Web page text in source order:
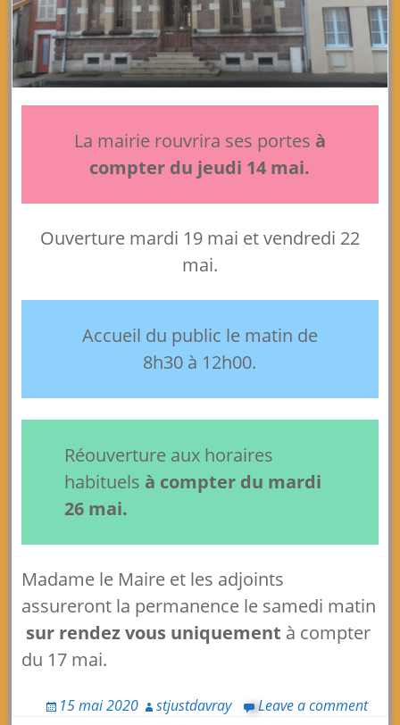
La mairie rouvrira ses portes à
compter du jeudi 14 mai.
Ouverture mardi 19 mai et vendredi 22
mai.
Accueil du public le matin de
8h30 à 12h00.
Réouverture aux horaires
habituels à compter du mardi
26 mai.
Madame le Maire et les adjoints
assureront la permanence le samedi matin
sur rendez vous uniquement à compter
du 17 mai.
15 mai 2020 stjustdavray Leave a comment